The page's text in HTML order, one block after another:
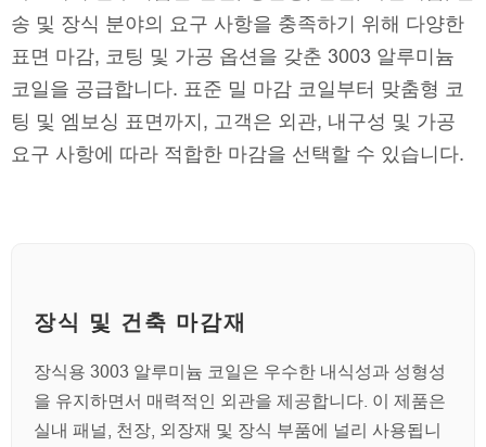
송 및 장식 분야의 요구 사항을 충족하기 위해 다양한
표면 마감, 코팅 및 가공 옵션을 갖춘 3003 알루미늄
코일을 공급합니다. 표준 밀 마감 코일부터 맞춤형 코
팅 및 엠보싱 표면까지, 고객은 외관, 내구성 및 가공
요구 사항에 따라 적합한 마감을 선택할 수 있습니다.
장식 및 건축 마감재
장식용 3003 알루미늄 코일은 우수한 내식성과 성형성
을 유지하면서 매력적인 외관을 제공합니다. 이 제품은
실내 패널, 천장, 외장재 및 장식 부품에 널리 사용됩니